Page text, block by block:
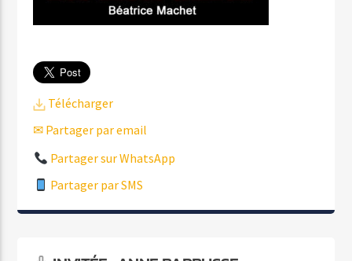
Télécharger
✉ Partager par email
Partager sur WhatsApp
Partager par SMS